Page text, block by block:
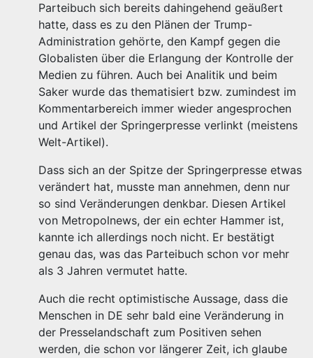
Parteibuch sich bereits dahingehend geäußert
hatte, dass es zu den Plänen der Trump-
Administration gehörte, den Kampf gegen die
Globalisten über die Erlangung der Kontrolle der
Medien zu führen. Auch bei Analitik und beim
Saker wurde das thematisiert bzw. zumindest im
Kommentarbereich immer wieder angesprochen
und Artikel der Springerpresse verlinkt (meistens
Welt-Artikel).
Dass sich an der Spitze der Springerpresse etwas
verändert hat, musste man annehmen, denn nur
so sind Veränderungen denkbar. Diesen Artikel
von Metropolnews, der ein echter Hammer ist,
kannte ich allerdings noch nicht. Er bestätigt
genau das, was das Parteibuch schon vor mehr
als 3 Jahren vermutet hatte.
Auch die recht optimistische Aussage, dass die
Menschen in DE sehr bald eine Veränderung in
der Presselandschaft zum Positiven sehen
werden, die schon vor längerer Zeit, ich glaube